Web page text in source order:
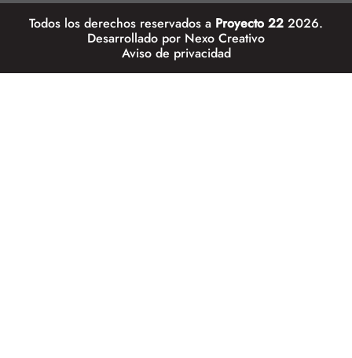
Todos los derechos reservados a Proyecto 22 2026.
Desarrollado por Nexo Creativo
Aviso de privacidad